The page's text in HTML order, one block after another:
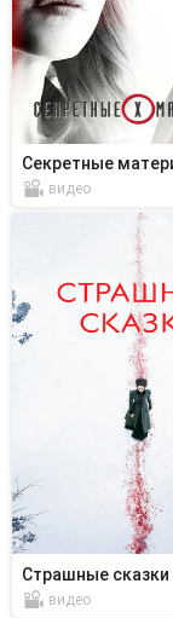
Секретные
видео
Страшные сказки
видео